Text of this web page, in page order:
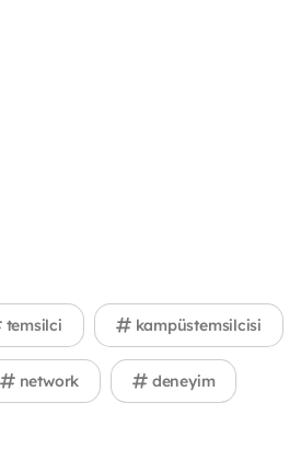
temsilci kampüstemsilcisi
network deneyim